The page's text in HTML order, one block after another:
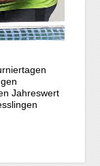
Jahreswert